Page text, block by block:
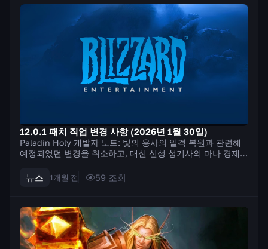
12.0.1 패치 직업 변경 사항 (2026년 1월 30일)
Paladin Holy 개발자 노트: 빛의 용사의 일격 복원과 관련해
예정되었던 변경을 취소하고, 대신 신성 성기사의 마나 경제와
제약을 완화하고 추가 주문 사용을 장려하여 비슷한 결과를 얻
는 것입니다. 즉,...
뉴스 1개월 전 59 조회